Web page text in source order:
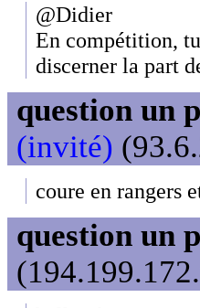
@Didier
En compétition,
discerner la part
question un
(invité)
coure en rangers
question un